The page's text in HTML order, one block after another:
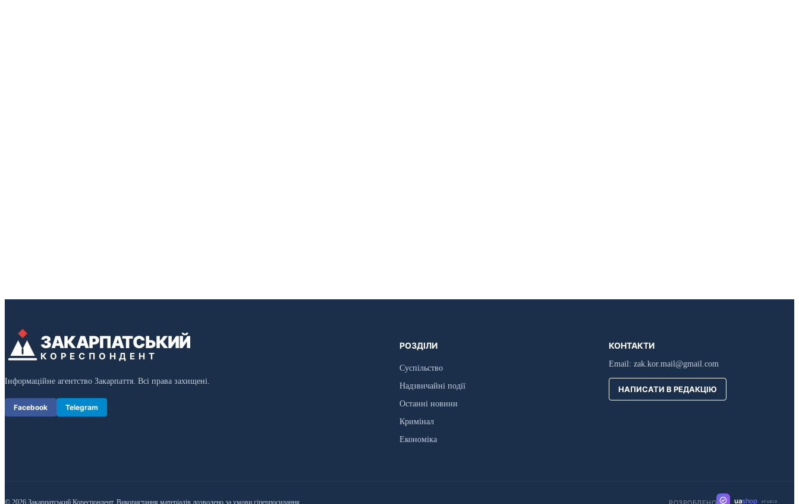
ЗАКАРПАТСЬКИЙ
КОРЕСПОНДЕНТ
Інформаційне агентство Закарпаття. Всі права захищені.
Facebook Telegram
РОЗДІЛИ
Суспільство
Надзвичайні події
Останні новини
Кримінал
Економіка
КОНТАКТИ
Email: zak.kor.mail@gmail.com
НАПИСАТИ В РЕДАКЦІЮ
© 2026 Закарпатський Кореспондент. Використання матеріалів дозволено за умови гіперпосилання. uashop STUDIO